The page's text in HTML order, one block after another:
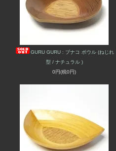
GURU GURU : ブナコ ボウル (ねじれ
型 / ナチュラル )
0円(税0円)